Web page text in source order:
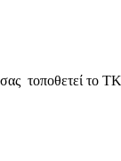
τοποθετεί το